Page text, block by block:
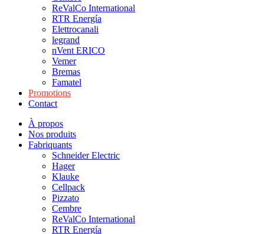
ReValCo International
RTR Energía
Elettrocanali
legrand
nVent ERICO
Vemer
Bremas
Famatel
Promotions
Contact
À propos
Nos produits
Fabriquants
Schneider Electric
Hager
Klauke
Cellpack
Pizzato
Cembre
ReValCo International
RTR Energía